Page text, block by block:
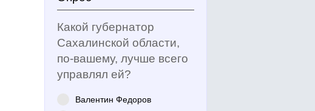
Какой губернатор
Сахалинской области,
по-вашему, лучше всего
управлял ей?
Валентин Федоров